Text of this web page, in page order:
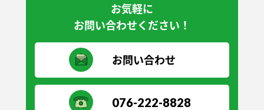
お気軽に
お問い合わせください！
お問い合わせ
076-222-8828